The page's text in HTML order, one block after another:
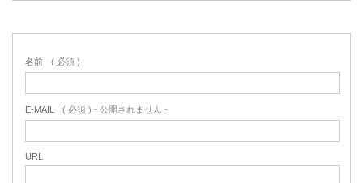
名前 ( 必須 )
E-MAIL ( 必須 ) - 公開されません -
URL